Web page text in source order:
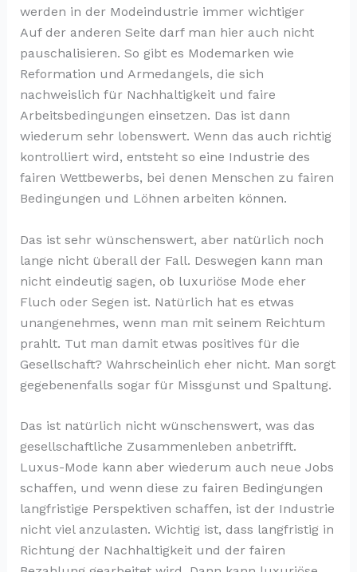
werden in der Modeindustrie immer wichtiger
Auf der anderen Seite darf man hier auch nicht
pauschalisieren. So gibt es Modemarken wie
Reformation und Armedangels, die sich
nachweislich für Nachhaltigkeit und faire
Arbeitsbedingungen einsetzen. Das ist dann
wiederum sehr lobenswert. Wenn das auch richtig
kontrolliert wird, entsteht so eine Industrie des
fairen Wettbewerbs, bei denen Menschen zu fairen
Bedingungen und Löhnen arbeiten können.
Das ist sehr wünschenswert, aber natürlich noch
lange nicht überall der Fall. Deswegen kann man
nicht eindeutig sagen, ob luxuriöse Mode eher
Fluch oder Segen ist. Natürlich hat es etwas
unangenehmes, wenn man mit seinem Reichtum
prahlt. Tut man damit etwas positives für die
Gesellschaft? Wahrscheinlich eher nicht. Man sorgt
gegebenenfalls sogar für Missgunst und Spaltung.
Das ist natürlich nicht wünschenswert, was das
gesellschaftliche Zusammenleben anbetrifft.
Luxus-Mode kann aber wiederum auch neue Jobs
schaffen, und wenn diese zu fairen Bedingungen
langfristige Perspektiven schaffen, ist der Industrie
nicht viel anzulasten. Wichtig ist, dass langfristig in
Richtung der Nachhaltigkeit und der fairen